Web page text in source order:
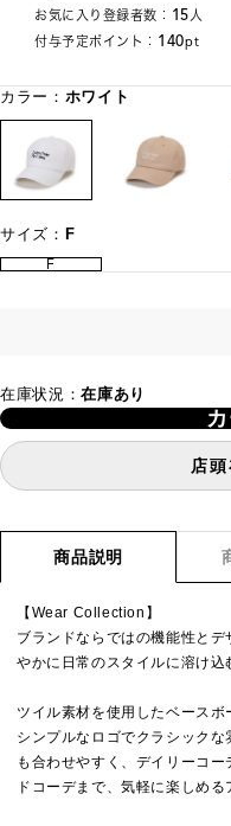
お気に入り登録者数： 15人
付与予定ポイント： 140pt
カラー： ホワイト
サイズ： F
F
在庫状況：在庫あり
店
商品説明
【Wear Collection】
ブランドならではの機能性と
やかに日常のスタイルに溶け込
ツイル素材を使用したベースボ
シンプルなロゴでクラシック
も合わせやすく、デイリーコ
ドコーデまで、気軽に楽しめる